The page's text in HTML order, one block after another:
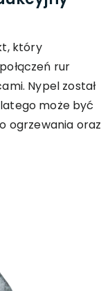
który
rur
Nypel został
może być
ogrzewania oraz